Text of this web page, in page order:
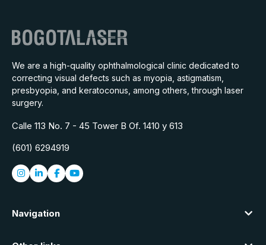
We are a high-quality ophthalmological clinic dedicated to
correcting visual defects such as myopia, astigmatism,
presbyopia, and keratoconus, among others, through laser
surgery.
Calle 113 No. 7 - 45 Tower B Of. 1410 y 613
(601) 6294919
Navigation